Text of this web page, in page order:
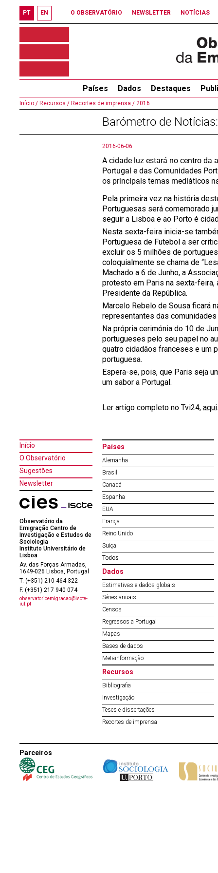
PT EN O OBSERVATÓRIO NEWSLETTER NOTÍCIAS
Países Dados Destaques
Início / Recursos / Recortes de imprensa / 2016
Barómetro de
2016-06-06
A cidade luz estará no centro da
Portugal e das Comunidades
os principais temas mediáticos
Pela primeira vez na história
Portuguesas será comemorado
seguir a Lisboa e ao Porto é
Nesta sexta-feira inicia-se
Portuguesa de Futebol a ser
excluir os 5 milhões de
coloquialmente se chama de
Machado a 6 de Junho, a
protesto em Paris na sexta-
Presidente da República.
Marcelo Rebelo de Sousa ficará
representantes das
Na própria cerimónia do 10 de
portugueses pelo seu papel no
quatro cidadãos franceses e um
portuguesa.
Espera-se, pois, que Paris seja
um sabor a Portugal.
Ler artigo completo no Tvi24, aqui
Início
O Observatório
Sugestões
Newsletter
Observatório da
Emigração Centro de
Investigação e Estudos de
Sociologia
Instituto Universitário de
Lisboa
Av. das Forças Armadas,
1649-026 Lisboa, Portugal
T. (+351) 210 464 322
F. (+351) 217 940 074
observatorioemigracao@iscte-
iul.pt
Países
Alemanha
Brasil
Canadá
Espanha
EUA
França
Reino Unido
Suíça
Todos
Dados
Estimativas e dados globais
Séries anuais
Censos
Regressos a Portugal
Mapas
Bases de dados
Metainformação
Recursos
Bibliografia
Investigação
Teses e dissertações
Recortes de imprensa
Parceiros